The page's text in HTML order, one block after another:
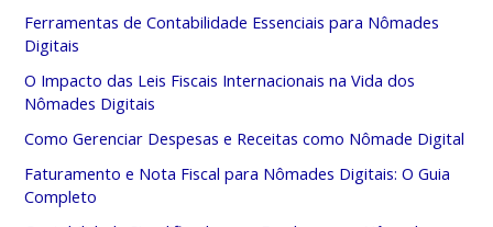
Ferramentas de Contabilidade Essenciais para Nômades
Digitais
O Impacto das Leis Fiscais Internacionais na Vida dos
Nômades Digitais
Como Gerenciar Despesas e Receitas como Nômade Digital
Faturamento e Nota Fiscal para Nômades Digitais: O Guia
Completo